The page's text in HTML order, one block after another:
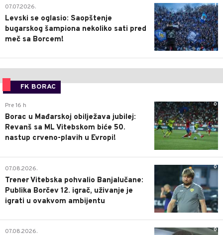
1
07.07.2026.
Levski se oglasio: Saopštenje
bugarskog šampiona nekoliko sati pred
meč sa Borcem!
FK BORAC
0
Pre 16 h
Borac u Mađarskoj obilježava jubilej:
Revanš sa ML Vitebskom biće 50.
nastup crveno-plavih u Evropi!
0
07.08.2026.
Trener Vitebska pohvalio Banjalučane:
Publika Borčev 12. igrač, uživanje je
igrati u ovakvom ambijentu
0
07.08.2026.